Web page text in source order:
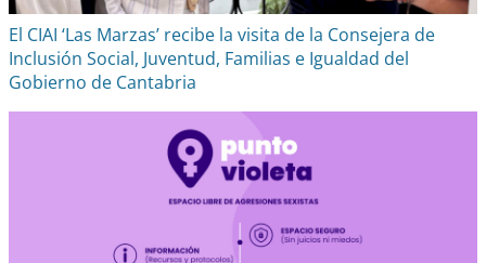
El CIAI ‘Las Marzas’ recibe la visita de la Consejera de
Inclusión Social, Juventud, Familias e Igualdad del
Gobierno de Cantabria